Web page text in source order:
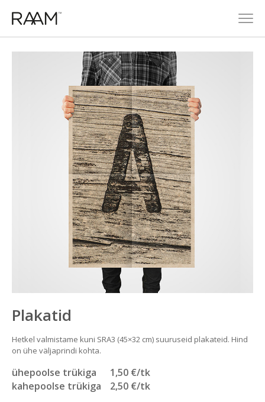
Plakatid
Hetkel valmistame kuni SRA3 (45×32 cm) suuruseid plakateid. Hind
on ühe väljaprindi kohta.
ühepoolse trükiga
1,50 €/tk
kahepoolse trükiga
2,50 €/tk